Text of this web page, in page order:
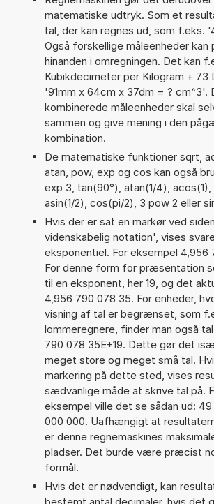
matematiske udtryk. Som et
tal, der kan regnes ud, som f.eks.
Også forskellige måleenheder kan
hinanden i omregningen. Det kan
Kubikdecimeter per Kilogram + 73
'91mm x 64cm x 37dm = ? cm^3'.
kombinerede måleenheder skal
sammen og give mening i den
kombination.
De matematiske funktioner sqrt,
atan, pow, exp og cos kan også
exp 3, tan(90°), atan(1/4),
asin(1/2), cos(pi/2), 3 pow 2 eller
Hvis der er sat en markør ved
videnskabelig notation', vises
eksponentiel. For eksempel 4,956
For denne form for præsentation
til en eksponent, her 19, og det
4,956 790 078 35. For enheder,
visning af tal er begrænset, som
lommeregnere, finder man også
790 078 35E+19. Dette gør det
meget store og meget små tal.
markering på dette sted, vises
sædvanlige måde at skrive tal på.
eksempel ville det se sådan ud:
000 000. Uafhængigt at
er denne regnemaskines
pladser. Det burde være præcist
formål.
Hvis det er nødvendigt, kan
bestemt antal decimaler, hvis det